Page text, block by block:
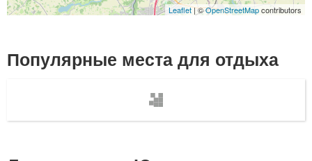
Leaflet| ©OpenStreetMapcontributors
Популярные места для отдыха